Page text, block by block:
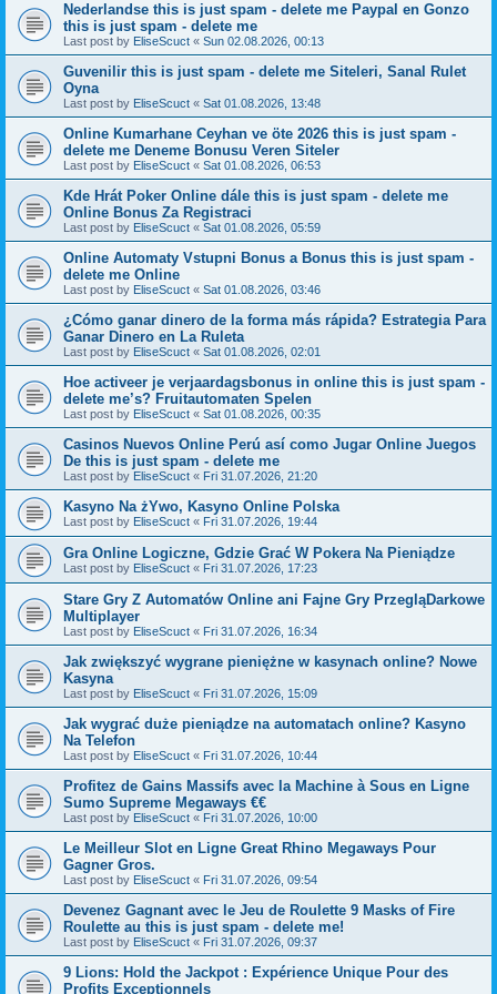
Nederlandse this is just spam - delete me Paypal en Gonzo
this is just spam - delete me
Last post by EliseScuct « Sun 02.08.2026, 00:13
Guvenilir this is just spam - delete me Siteleri, Sanal Rulet
Oyna
Last post by EliseScuct « Sat 01.08.2026, 13:48
Online Kumarhane Ceyhan ve öte 2026 this is just spam -
delete me Deneme Bonusu Veren Siteler
Last post by EliseScuct « Sat 01.08.2026, 06:53
Kde Hrát Poker Online dále this is just spam - delete me
Online Bonus Za Registraci
Last post by EliseScuct « Sat 01.08.2026, 05:59
Online Automaty Vstupni Bonus a Bonus this is just spam -
delete me Online
Last post by EliseScuct « Sat 01.08.2026, 03:46
¿Cómo ganar dinero de la forma más rápida? Estrategia Para
Ganar Dinero en La Ruleta
Last post by EliseScuct « Sat 01.08.2026, 02:01
Hoe activeer je verjaardagsbonus in online this is just spam -
delete me’s? Fruitautomaten Spelen
Last post by EliseScuct « Sat 01.08.2026, 00:35
Casinos Nuevos Online Perú así como Jugar Online Juegos
De this is just spam - delete me
Last post by EliseScuct « Fri 31.07.2026, 21:20
Kasyno Na żYwo, Kasyno Online Polska
Last post by EliseScuct « Fri 31.07.2026, 19:44
Gra Online Logiczne, Gdzie Grać W Pokera Na Pieniądze
Last post by EliseScuct « Fri 31.07.2026, 17:23
Stare Gry Z Automatów Online ani Fajne Gry PrzegląDarkowe
Multiplayer
Last post by EliseScuct « Fri 31.07.2026, 16:34
Jak zwiększyć wygrane pieniężne w kasynach online? Nowe
Kasyna
Last post by EliseScuct « Fri 31.07.2026, 15:09
Jak wygrać duże pieniądze na automatach online? Kasyno
Na Telefon
Last post by EliseScuct « Fri 31.07.2026, 10:44
Profitez de Gains Massifs avec la Machine à Sous en Ligne
Sumo Supreme Megaways €€
Last post by EliseScuct « Fri 31.07.2026, 10:00
Le Meilleur Slot en Ligne Great Rhino Megaways Pour
Gagner Gros.
Last post by EliseScuct « Fri 31.07.2026, 09:54
Devenez Gagnant avec le Jeu de Roulette 9 Masks of Fire
Roulette au this is just spam - delete me!
Last post by EliseScuct « Fri 31.07.2026, 09:37
9 Lions: Hold the Jackpot : Expérience Unique Pour des
Profits Exceptionnels